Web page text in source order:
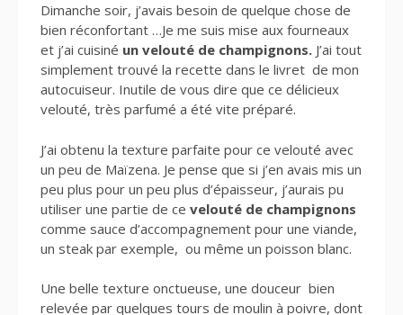
Dimanche soir, j’avais besoin de quelque chose de
bien réconfortant …Je me suis mise aux fourneaux
et j’ai cuisiné un velouté de champignons. J’ai tout
simplement trouvé la recette dans le livret de mon
autocuiseur. Inutile de vous dire que ce délicieux
velouté, très parfumé a été vite préparé.
J’ai obtenu la texture parfaite pour ce velouté avec
un peu de Maïzena. Je pense que si j’en avais mis un
peu plus pour un peu plus d’épaisseur, j’aurais pu
utiliser une partie de ce velouté de champignons
comme sauce d’accompagnement pour une viande,
un steak par exemple, ou même un poisson blanc.
Une belle texture onctueuse, une douceur bien
relevée par quelques tours de moulin à poivre, dont